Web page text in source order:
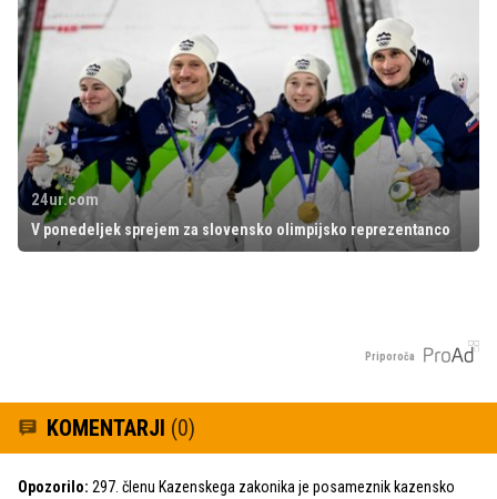
24ur.com
V ponedeljek sprejem za slovensko olimpijsko reprezentanco
Priporoča
KOMENTARJI (0)
Opozorilo: 297. členu Kazenskega zakonika je posameznik kazensko